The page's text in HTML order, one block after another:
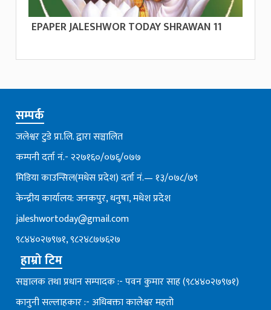
EPAPER JALESHWOR TODAY SHRAWAN 11
सम्पर्क
जलेश्वर टुडे प्रा.लि. द्वारा सञ्चालित
कम्पनी दर्ता नं.- २२७१६०/०७६्/०७७
मिडिया काउन्सिल(मधेस प्रदेश) दर्ता नं.— १३/०७८/७९
केन्द्रीय कार्यालय: जनकपुर, धनुषा, मधेश प्रदेश
jaleshwortoday@gmail.com
९८४४०२७९७१, ९८२४८७७६२७
हाम्रो टिम
सञ्चालक तथा प्रधान सम्पादक :- पवन कुमार साह (९८४४०२७९७१)
कानुनी सल्लाहकार :- अधिबक्ता कालेश्वर महतो